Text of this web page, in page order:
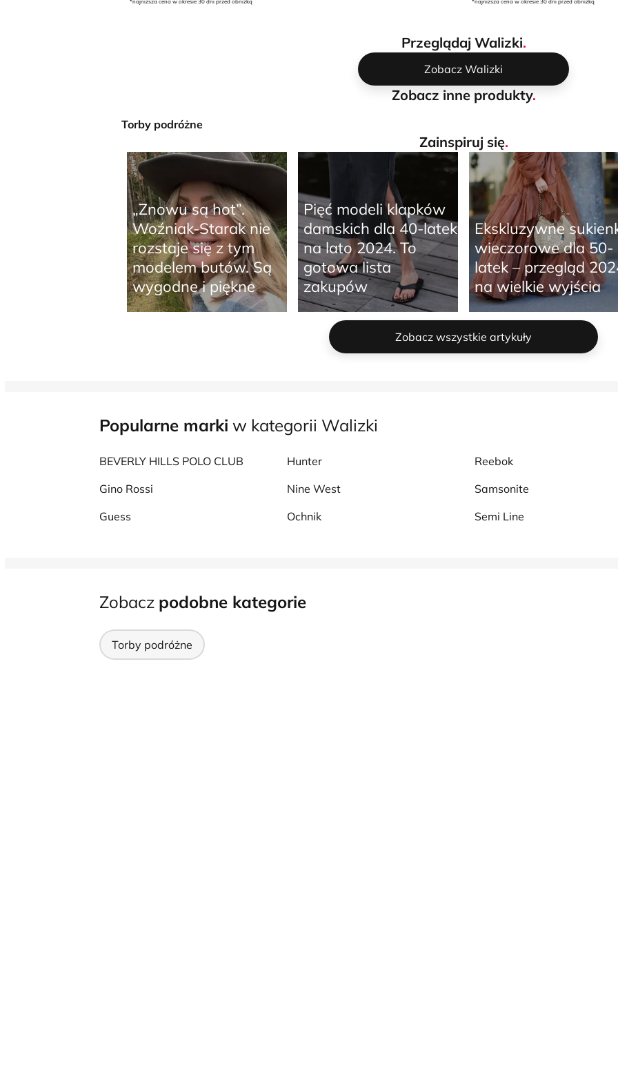
*najniższa cena w okresie 30 dni przed obniżką *najniższa cena w okresie 30 dni przed obniżką
Przeglądaj Walizki.
Zobacz Walizki
Zobacz inne produkty.
Torby podróżne
Zainspiruj się.
„Znowu są hot”.
Woźniak-Starak nie
rozstaje się z tym
modelem butów. Są
wygodne i piękne
Pięć modeli klapków
damskich dla 40-latek
na lato 2024. To
gotowa lista
zakupów
Ekskluzywne
wieczorowe dla 50-
latek – przegląd
na wielkie wyjścia
Zobacz wszystkie artykuły
Popularne marki w kategorii Walizki
BEVERLY HILLS POLO CLUB
Gino Rossi
Guess
Hunter
Nine West
Ochnik
Reebok
Samsonite
Semi Line
Zobacz podobne kategorie
Torby podróżne